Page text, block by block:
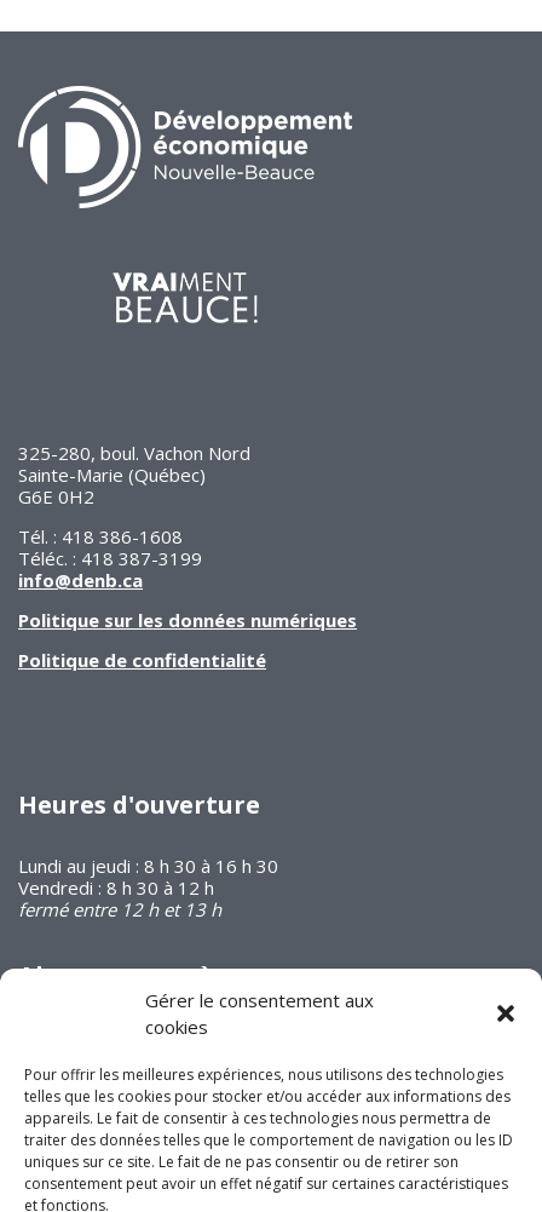
Gérer le consentement aux
cookies
Pour offrir les meilleures expériences, nous utilisons des technologies
telles que les cookies pour stocker et/ou accéder aux informations des
appareils. Le fait de consentir à ces technologies nous permettra de
traiter des données telles que le comportement de navigation ou les ID
uniques sur ce site. Le fait de ne pas consentir ou de retirer son
consentement peut avoir un effet négatif sur certaines caractéristiques
et fonctions.
325-280, boul. Vachon Nord
Sainte-Marie (Québec)
G6E 0H2
Tél. : 418 386-1608
Téléc. : 418 387-3199
info@denb.ca
Politique sur les données numériques
Politique de confidentialité
Heures d'ouverture
Lundi au jeudi : 8 h 30 à 16 h 30
Vendredi : 8 h 30 à 12 h
fermé entre 12 h et 13 h
Abonnez-vous à
notre infolettre
Joignez-vous à nous
sur les réseaux